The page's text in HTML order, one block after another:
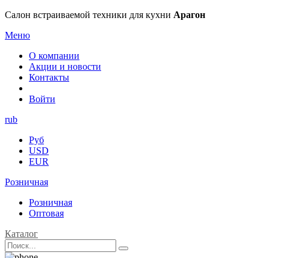
Салон встраиваемой техники для кухни Арагон
Меню
О компании
Акции и новости
Контакты
Войти
rub
Руб
USD
EUR
Розничная
Розничная
Оптовая
Каталог